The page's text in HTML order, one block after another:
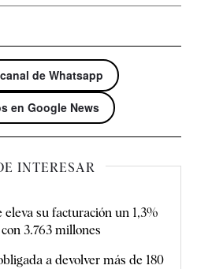
de Whatsapp
en Google News
INTERESAR
eleva su facturación un 1,3%
3.763 millones
a devolver más de 180